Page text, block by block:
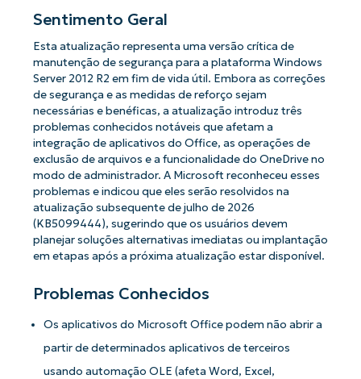
Sentimento Geral
Esta atualização representa uma versão crítica de
manutenção de segurança para a plataforma Windows
Server 2012 R2 em fim de vida útil. Embora as correções
de segurança e as medidas de reforço sejam
necessárias e benéficas, a atualização introduz três
problemas conhecidos notáveis ​​que afetam a
integração de aplicativos do Office, as operações de
exclusão de arquivos e a funcionalidade do OneDrive no
modo de administrador. A Microsoft reconheceu esses
problemas e indicou que eles serão resolvidos na
atualização subsequente de julho de 2026
(KB5099444), sugerindo que os usuários devem
planejar soluções alternativas imediatas ou implantação
em etapas após a próxima atualização estar disponível.
Problemas Conhecidos
Os aplicativos do Microsoft Office podem não abrir a
partir de determinados aplicativos de terceiros
usando automação OLE (afeta Word, Excel,